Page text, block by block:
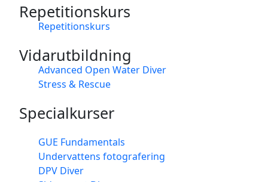
Repetitionskurs
Repetitionskurs
Vidarutbildning
Advanced Open Water Diver
Stress & Rescue
Specialkurser
GUE Fundamentals
Undervattens fotografering
DPV Diver